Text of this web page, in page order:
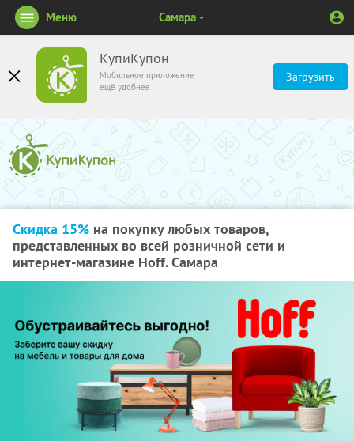
КупиКупон
Мобильное приложение
ещё удобнее
Загрузить
Меню Самара
Скидка 15% на покупку любых товаров,
представленных во всей розничной сети и
интернет-магазине Hoff. Самара